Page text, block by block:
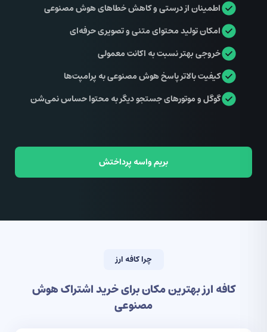
اطمینان از درستی و کاهش خطاهای هوش مصنوعی
امکان تولید محتوای متنی و تصویری حرفه‌ای
خروجی بهتر نسبت به اکانت معمولی
کیفیت بالاتر پاسخ هوش مصنوعی به پرامپت‌ها
گوگل و موتورهای جستجو دیگر به محتوا حساس نمی‌شن
بریم واسه پرداختش
چرا کافه ارز
کافه ارز بهترین مکان برای خرید اشتراک هوش
مصنوعی